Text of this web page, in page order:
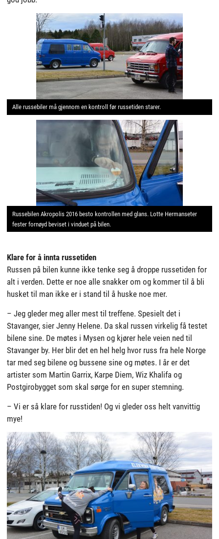
Alle russebiler må gjennom en kontroll før russetiden starer.
Russebilen Akropolis 2016 besto kontrollen med glans. Lotte Hermanseter
fester fornøyd beviset i vinduet på bilen.
Klare for å innta russetiden
Russen på bilen kunne ikke tenke seg å droppe russetiden for
alt i verden. Dette er noe alle snakker om og kommer til å bli
husket til man ikke er i stand til å huske noe mer.
– Jeg gleder meg aller mest til treffene. Spesielt det i
Stavanger, sier Jenny Helene. Da skal russen virkelig få testet
bilene sine. De møtes i Mysen og kjører hele veien ned til
Stavanger by. Her blir det en hel helg hvor russ fra hele Norge
tar med seg bilene og bussene sine og møtes. I år er det
artister som Martin Garrix, Karpe Diem, Wiz Khalifa og
Postgirobygget som skal sørge for en super stemning.
– Vi er så klare for russtiden! Og vi gleder oss helt vanvittig
mye!